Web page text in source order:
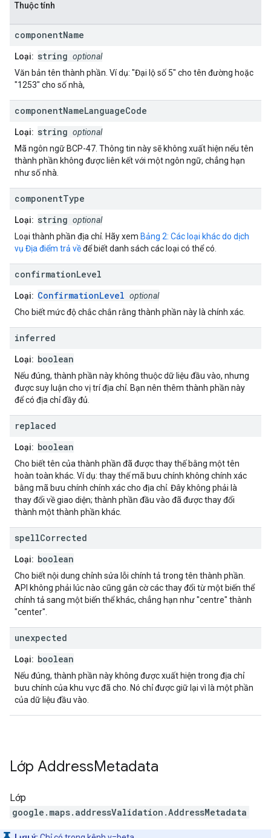
Thuộc tính
componentName
Loại: string optional
Văn bản tên thành phần. Ví dụ: "Đại lộ số 5" cho tên đường hoặc
"1253" cho số nhà,
componentNameLanguageCode
Loại: string optional
Mã ngôn ngữ BCP-47. Thông tin này sẽ không xuất hiện nếu tên
thành phần không được liên kết với một ngôn ngữ, chẳng hạn
như số nhà.
componentType
Loại: string optional
Loại thành phần địa chỉ. Hãy xem Bảng 2: Các loại khác do dịch
vụ Địa điểm trả vềđể biết danh sách các loại có thể có.
confirmationLevel
Loại: ConfirmationLevel optional
Cho biết mức độ chắc chắn rằng thành phần này là chính xác.
inferred
Loại: boolean
Nếu đúng, thành phần này không thuộc dữ liệu đầu vào, nhưng
được suy luận cho vị trí địa chỉ. Bạn nên thêm thành phần này
để có địa chỉ đầy đủ.
replaced
Loại: boolean
Cho biết tên của thành phần đã được thay thế bằng một tên
hoàn toàn khác. Ví dụ: thay thế mã bưu chính không chính xác
bằng mã bưu chính chính xác cho địa chỉ. Đây không phải là
thay đổi về giao diện; thành phần đầu vào đã được thay đổi
thành một thành phần khác.
spellCorrected
Loại: boolean
Cho biết nội dung chỉnh sửa lỗi chính tả trong tên thành phần.
API không phải lúc nào cũng gắn cờ các thay đổi từ một biến thể
chính tả sang một biến thể khác, chẳng hạn như "centre" thành
"center".
unexpected
Loại: boolean
Nếu đúng, thành phần này không được xuất hiện trong địa chỉ
bưu chính của khu vực đã cho. Nó chỉ được giữ lại vì là một phần
của dữ liệu đầu vào.
Lớp AddressMetadata
Lớp
google.maps.addressValidation .AddressMetadata